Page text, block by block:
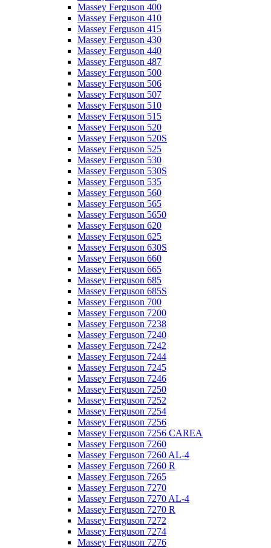
Massey Ferguson 400
Massey Ferguson 410
Massey Ferguson 415
Massey Ferguson 430
Massey Ferguson 440
Massey Ferguson 487
Massey Ferguson 500
Massey Ferguson 506
Massey Ferguson 507
Massey Ferguson 510
Massey Ferguson 515
Massey Ferguson 520
Massey Ferguson 520S
Massey Ferguson 525
Massey Ferguson 530
Massey Ferguson 530S
Massey Ferguson 535
Massey Ferguson 560
Massey Ferguson 565
Massey Ferguson 5650
Massey Ferguson 620
Massey Ferguson 625
Massey Ferguson 630S
Massey Ferguson 660
Massey Ferguson 665
Massey Ferguson 685
Massey Ferguson 685S
Massey Ferguson 700
Massey Ferguson 7200
Massey Ferguson 7238
Massey Ferguson 7240
Massey Ferguson 7242
Massey Ferguson 7244
Massey Ferguson 7245
Massey Ferguson 7246
Massey Ferguson 7250
Massey Ferguson 7252
Massey Ferguson 7254
Massey Ferguson 7256
Massey Ferguson 7256 CAREA
Massey Ferguson 7260
Massey Ferguson 7260 AL-4
Massey Ferguson 7260 R
Massey Ferguson 7265
Massey Ferguson 7270
Massey Ferguson 7270 AL-4
Massey Ferguson 7270 R
Massey Ferguson 7272
Massey Ferguson 7274
Massey Ferguson 7276